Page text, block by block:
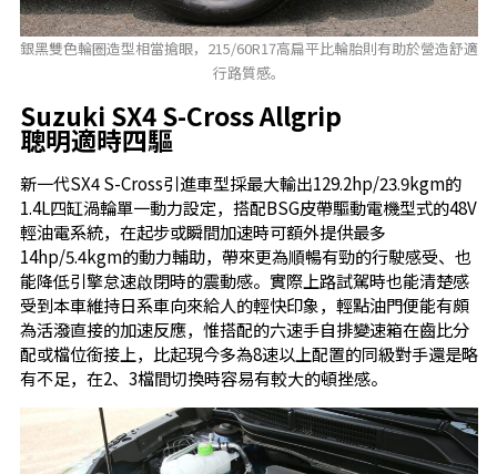
銀黑雙色輪圈造型相當搶眼，215/60R17高扁平比輪胎則有助於營造舒適
行路質感。
Suzuki SX4 S-Cross Allgrip
聰明適時四驅
新一代SX4 S-Cross引進車型採最大輸出129.2hp/23.9kgm的
1.4L四缸渦輪單一動力設定，搭配BSG皮帶驅動電機型式的48V
輕油電系統，在起步或瞬間加速時可額外提供最多
14hp/5.4kgm的動力輔助，帶來更為順暢有勁的行駛感受、也
能降低引擎怠速啟閉時的震動感。實際上路試駕時也能清楚感
受到本車維持日系車向來給人的輕快印象，輕點油門便能有頗
為活潑直接的加速反應，惟搭配的六速手自排變速箱在齒比分
配或檔位銜接上，比起現今多為8速以上配置的同級對手還是略
有不足，在2、3檔間切換時容易有較大的頓挫感。